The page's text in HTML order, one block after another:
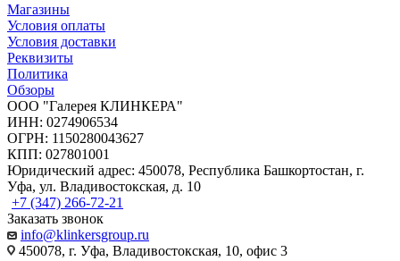
Магазины
Условия оплаты
Условия доставки
Реквизиты
Политика
Обзоры
ООО "Галерея КЛИНКЕРА"
ИНН: 0274906534
ОГРН: 1150280043627
КПП: 027801001
Юридический адрес: 450078, Республика Башкортостан, г.
Уфа, ул. Владивостокская, д. 10
+7 (347) 266-72-21
Заказать звонок
info@klinkersgroup.ru
450078, г. Уфа, Владивостокская, 10, офис 3